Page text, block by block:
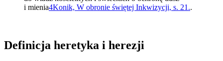
i mienia4Konik, W obronie świętej Inkwizycji, s. 21..
Definicja heretyka i herezji